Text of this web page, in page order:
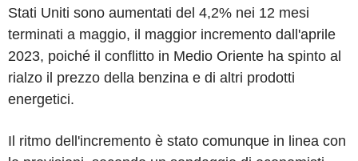
Stati Uniti sono aumentati del 4,2% nei 12 mesi
terminati a maggio, il maggior incremento dall'aprile
2023, poiché il conflitto in Medio Oriente ha spinto al
rialzo il prezzo della benzina e di altri prodotti
energetici.
Il ritmo dell'incremento è stato comunque in linea con